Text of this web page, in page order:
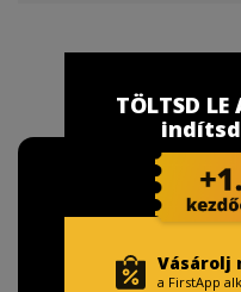
TÖLTSD LE
Vásárolj
a FirstApp